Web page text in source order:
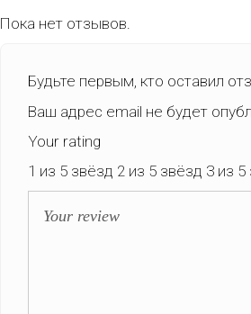
Пока нет отзывов.
Будьте первым, кто оставил
Ваш адрес email не будет
Your rating
1 из 5 звёзд 2 из 5 звёзд 3 из 5